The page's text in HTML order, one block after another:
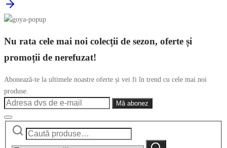
Nu rata cele mai noi colecții de sezon, oferte și
promoții de nerefuzat!
Abonează-te la ultimele noastre oferte și vei fi în trend cu cele mai noi
produse.
Caută
Caută